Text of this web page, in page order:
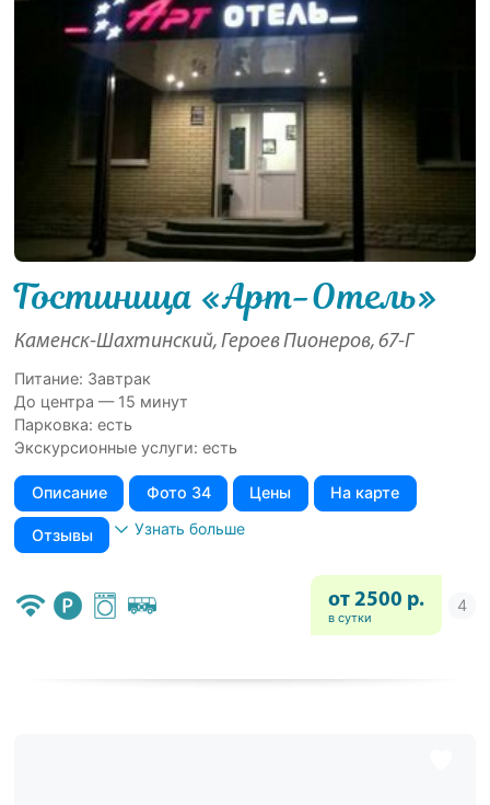
Гостиница «Арт-Отель»
Каменск-Шахтинский, Героев Пионеров, 67-Г
Питание: Завтрак
До центра — 15 минут
Парковка: есть
Экскурсионные услуги: есть
Описание Фото 34 Цены На карте
Отзывы Узнать больше
от 2500 р.
в сутки